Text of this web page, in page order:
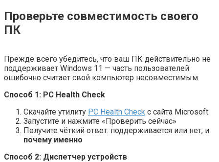
Проверьте совместимость своего
ПК
Прежде всего убедитесь, что ваш ПК действительно не
поддерживает Windows 11 — часть пользователей
ошибочно считает свой компьютер несовместимым.
Способ 1: PC Health Check
Скачайте утилиту PC Health Check с сайта Microsoft
Запустите и нажмите «Проверить сейчас»
Получите чёткий ответ: поддерживается или нет, и
почему именно
Способ 2: Диспетчер устройств